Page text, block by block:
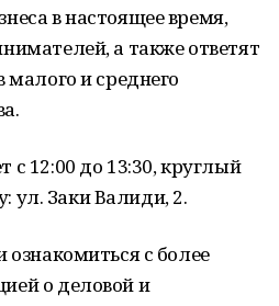
в настоящее время,
а также ответят
малого и среднего
с 12:00 до 13:30, круглый
ул. Заки Валиди, 2.
ознакомиться с более
о деловой и